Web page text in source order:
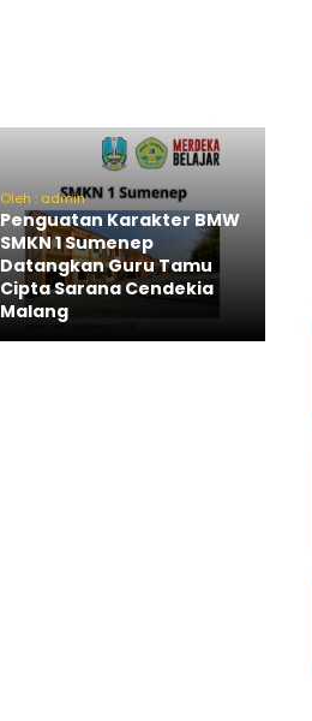
Oleh : admin
Penguatan Karakter BMW
SMKN 1 Sumenep
Datangkan Guru Tamu
Cipta Sarana Cendekia
Malang